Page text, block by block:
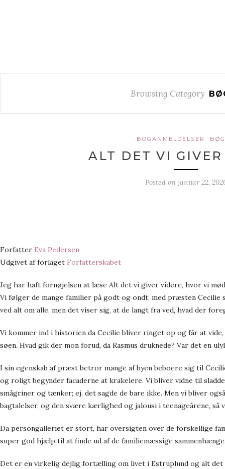
Browsing Category
BOGANMELDELSER
ALT DET VI
Posted on januar 22,
Forfatter Eva Pedersen
Udgivet af forlaget Forfatterskabet
Jeg har haft fornøjelsen at læse Alt det vi giver videre, hvor vi
Vi følger de mange familier på godt og ondt, med præsten Cecilie
ved alt om alle, men det viser sig, at de langt fra ved, hvad der
Vi kommer ind i historien da Cecilie bliver ringet op og får at
søen. Hvad gik der mon forud, da Rasmus druknede? Var det en
I sin egenskab af præst betror mange af byen beboere sig til
og roligt begynder facaderne at krakelere. Vi bliver vidne til
smågriner og tænker; ej, det sagde de bare ikke. Men vi bliver
bagtalelser, og den svære kærlighed og jalousi i teenageårene,
Da persongalleriet er stort, har oversigten over de forskellige
super god hjælp til at finde ud af de familiemæssige
Det er en virkelig dejlig fortælling om livet i Estruplund og alt det